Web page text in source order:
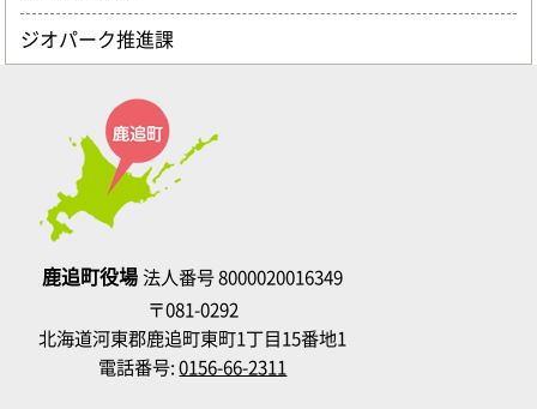
ジオパーク推進課
鹿追町役場法人番号 8000020016349
〒081-0292
北海道河東郡鹿追町東町1丁目15番地1
電話番号:0156-66-2311